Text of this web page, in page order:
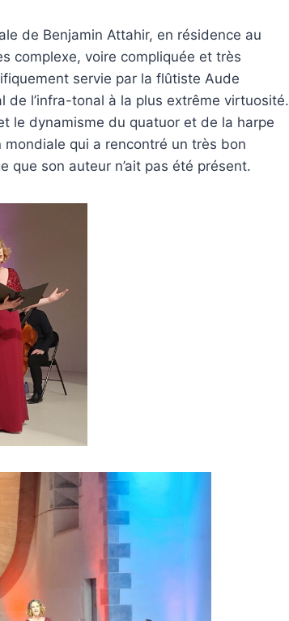
de Benjamin Attahir, en résidence au
complexe, voire compliquée et très
servie par la flûtiste Aude
l’infra-tonal à la plus extrême virtuosité.
le dynamisme du quatuor et de la harpe
qui a rencontré un très bon
que son auteur n’ait pas été présent.